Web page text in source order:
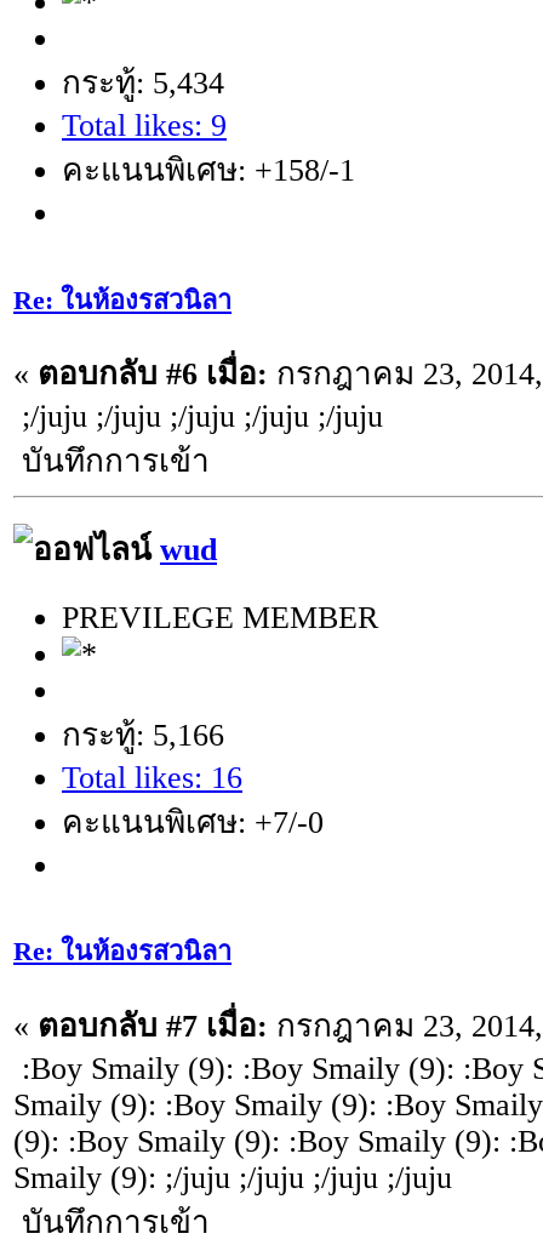
กระทู้: 5,434
Total likes: 9
คะแนนพิเศษ: +158/-1
Re: ในห้องรสวนิลา
« ตอบกลับ #6 เมื่อ: กรกฎาคม 23,
;/juju ;/juju ;/juju ;/juju ;/juju
บันทึกการเข้า
wud
PREVILEGE MEMBER
กระทู้: 5,166
Total likes: 16
คะแนนพิเศษ: +7/-0
Re: ในห้องรสวนิลา
« ตอบกลับ #7 เมื่อ: กรกฎาคม 23,
:Boy Smaily (9): :Boy Smaily (9): :Boy
Smaily (9): :Boy Smaily (9): :Boy
(9): :Boy Smaily (9): :Boy Smaily (9):
Smaily (9): ;/juju ;/juju ;/juju ;/juju
บันทึกการเข้า